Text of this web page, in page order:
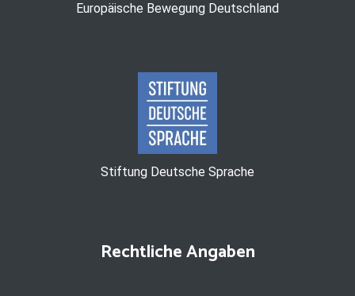
Europäische Bewegung Deutschland
Stiftung Deutsche Sprache
Rechtliche Angaben